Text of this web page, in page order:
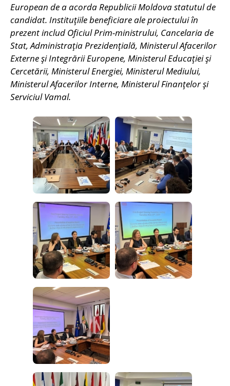
European de a acorda Republicii Moldova statutul de
candidat. Instituțiile beneficiare ale proiectului în
prezent includ Oficiul Prim-ministrului, Cancelaria de
Stat, Administrația Prezidențială, Ministerul Afacerilor
Externe și Integrării Europene, Ministerul Educației și
Cercetării, Ministerul Energiei, Ministerul Mediului,
Ministerul Afacerilor Interne, Ministerul Finanțelor și
Serviciul Vamal.